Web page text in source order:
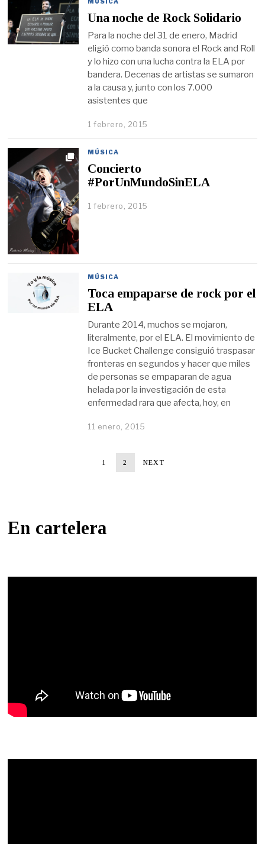
MÚSICA
Una noche de Rock Solidario
Para la noche del 31 de enero, Madrid
eligió como banda sonora el Rock and Roll
y lo hizo con una lucha contra la ELA por
bandera. Decenas de artistas se sumaron
a la causa y, junto con los 7.000
asistentes que
1 febrero, 2015
MÚSICA
Concierto
#PorUnMundoSinELA
1 febrero, 2015
MÚSICA
Toca empaparse de rock por el
ELA
Durante 2014, muchos se mojaron,
literalmente, por el ELA. El movimiento de
Ice Bucket Challenge consiguió traspasar
fronteras en segundos y hacer que miles
de personas se empaparan de agua
helada por la investigación de esta
enfermedad rara que afecta, hoy, en
11 enero, 2015
1 2 NEXT
En cartelera